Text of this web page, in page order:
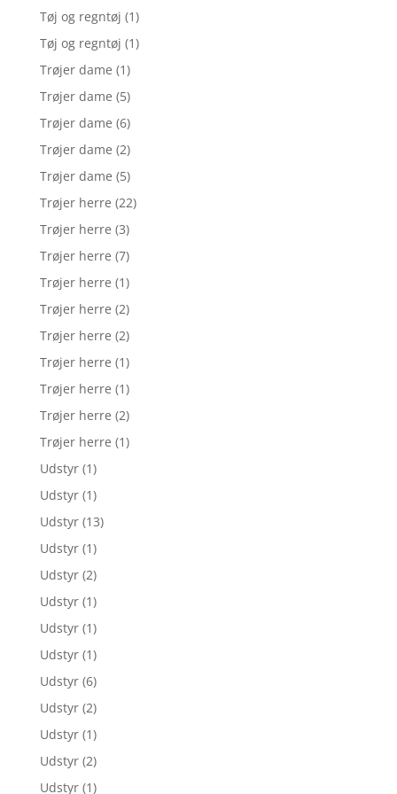
Tøj og regntøj (1)
Tøj og regntøj (1)
Trøjer dame (1)
Trøjer dame (5)
Trøjer dame (6)
Trøjer dame (2)
Trøjer dame (5)
Trøjer herre (22)
Trøjer herre (3)
Trøjer herre (7)
Trøjer herre (1)
Trøjer herre (2)
Trøjer herre (2)
Trøjer herre (1)
Trøjer herre (1)
Trøjer herre (2)
Trøjer herre (1)
Udstyr (1)
Udstyr (1)
Udstyr (13)
Udstyr (1)
Udstyr (2)
Udstyr (1)
Udstyr (1)
Udstyr (1)
Udstyr (6)
Udstyr (2)
Udstyr (1)
Udstyr (2)
Udstyr (1)